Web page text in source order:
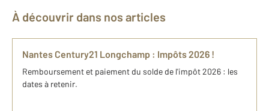
À découvrir dans nos articles
Nantes Century21 Longchamp : Impôts 2026 !
Remboursement et paiement du solde de l'impôt 2026 : les
dates à retenir.